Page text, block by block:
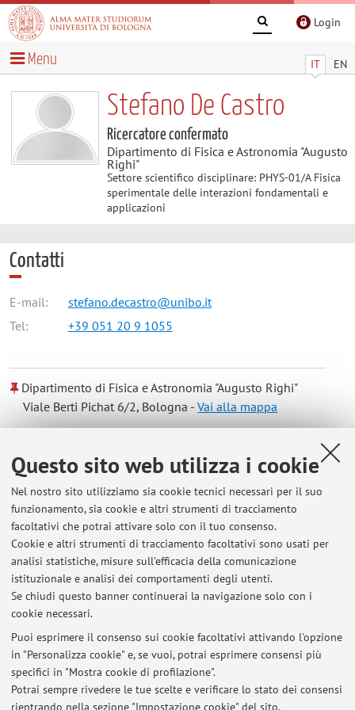
Questo sito web utilizza i cookie
Nel nostro sito utilizziamo sia cookie tecnici necessari per il suo
funzionamento, sia cookie e altri strumenti di tracciamento
facoltativi che potrai attivare solo con il tuo consenso.
Cookie e altri strumenti di tracciamento facoltativi sono usati per
analisi statistiche, misure sull'efficacia della comunicazione
istituzionale e analisi dei comportamenti degli utenti.
Se chiudi questo banner continuerai la navigazione solo con i
cookie necessari.
Puoi esprimere il consenso sui cookie facoltativi attivando l'opzione
in "Personalizza cookie" e, se vuoi, potrai esprimere consensi più
specifici in "Mostra cookie di profilazione".
Potrai sempre rivedere le tue scelte e verificare lo stato dei consensi
rientrando nella sezione "Impostazione cookie" del sito.
Login
IT EN
Menu
Stefano De Castro
Ricercatore confermato
Dipartimento di Fisica e Astronomia "Augusto
Righi"
Settore scientifico disciplinare: PHYS-01/A Fisica
sperimentale delle interazioni fondamentali e
applicazioni
Contatti
E-mail:
stefano.decastro@unibo.it
Tel:
+39 051 20 9 1055
Dipartimento di Fisica e Astronomia "Augusto Righi"
Viale Berti Pichat 6/2, Bologna -Vai alla mappa
Risorse in rete
ORCID
Orario di ricevimento
Lunedi dalle 11.00 alle 13.00
Ultimi avvisi
Al momento non sono presenti avvisi.